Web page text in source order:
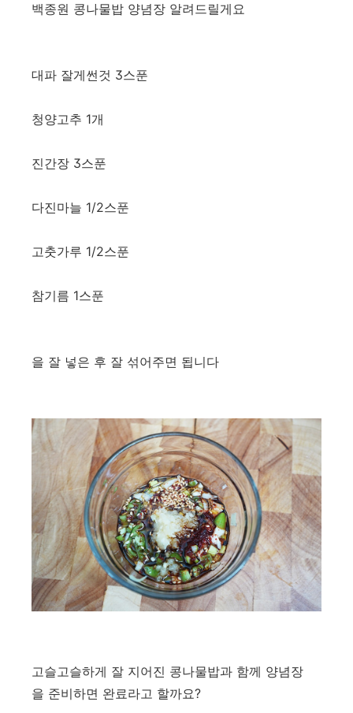
백종원 콩나물밥 양념장 알려드릴게요
대파 잘게썬것 3스푼
청양고추 1개
진간장 3스푼
다진마늘 1/2스푼
고춧가루 1/2스푼
참기름 1스푼
을 잘 넣은 후 잘 섞어주면 됩니다
고슬고슬하게 잘 지어진 콩나물밥과 함께 양념장
을 준비하면 완료라고 할까요?